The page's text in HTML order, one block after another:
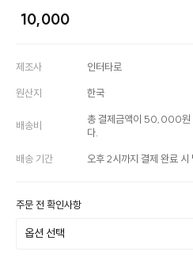
10,000
제조사 인터타로
원산지 한국
배송비
총 결제금액이 50,000원
다.
배송 기간 오후 2시까지 결제 완료 시
주문 전 확인사항